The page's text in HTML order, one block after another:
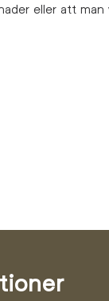
eller att